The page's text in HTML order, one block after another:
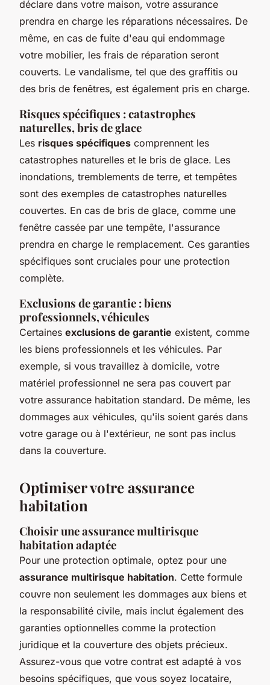
déclare dans votre maison, votre assurance
prendra en charge les réparations nécessaires. De
même, en cas de fuite d'eau qui endommage
votre mobilier, les frais de réparation seront
couverts. Le vandalisme, tel que des graffitis ou
des bris de fenêtres, est également pris en charge.
Risques spécifiques : catastrophes
naturelles, bris de glace
Les risques spécifiques comprennent les
catastrophes naturelles et le bris de glace. Les
inondations, tremblements de terre, et tempêtes
sont des exemples de catastrophes naturelles
couvertes. En cas de bris de glace, comme une
fenêtre cassée par une tempête, l'assurance
prendra en charge le remplacement. Ces garanties
spécifiques sont cruciales pour une protection
complète.
Exclusions de garantie : biens
professionnels, véhicules
Certaines exclusions de garantie existent, comme
les biens professionnels et les véhicules. Par
exemple, si vous travaillez à domicile, votre
matériel professionnel ne sera pas couvert par
votre assurance habitation standard. De même, les
dommages aux véhicules, qu'ils soient garés dans
votre garage ou à l'extérieur, ne sont pas inclus
dans la couverture.
Optimiser votre assurance
habitation
Choisir une assurance multirisque
habitation adaptée
Pour une protection optimale, optez pour une
assurance multirisque habitation. Cette formule
couvre non seulement les dommages aux biens et
la responsabilité civile, mais inclut également des
garanties optionnelles comme la protection
juridique et la couverture des objets précieux.
Assurez-vous que votre contrat est adapté à vos
besoins spécifiques, que vous soyez locataire,